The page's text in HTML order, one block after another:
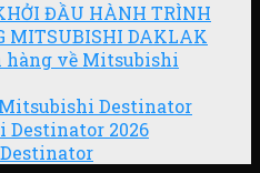
ĐẦU HÀNH TRÌNH
MITSUBISHI DAKLAK
hàng về Mitsubishi
Destinator
2026